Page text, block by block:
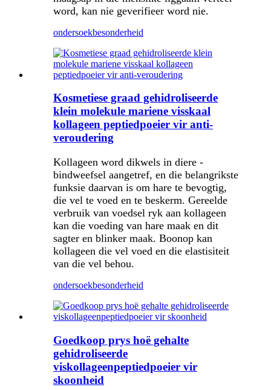
word, kan nie geverifieer word nie.
ondersoekbesonderheid
Kosmetiese graad gehidroliseerde
klein molekule mariene visskaal
kollageen peptiedpoeier vir anti-
veroudering
Kollageen word dikwels in diere -
bindweefsel aangetref, en die belangrikste
funksie daarvan is om hare te bevogtig,
die vel te voed en te beskerm. Gereelde
verbruik van voedsel ryk aan kollageen
kan die voeding van hare maak en dit
sagter en blinker maak. Boonop kan
kollageen die vel voed en die elastisiteit
van die vel behou.
ondersoekbesonderheid
Goedkoop prys hoë gehalte
gehidroliseerde
viskollageenpeptiedpoeier vir
skoonheid